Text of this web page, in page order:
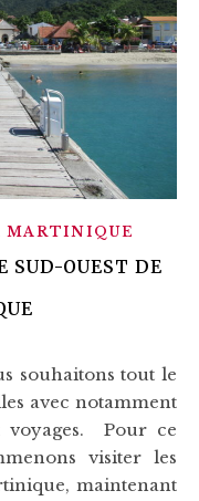
MARTINIQUE
SUD-OUEST DE
avec notamment
voyages. Pour ce
visiter les
maintenant